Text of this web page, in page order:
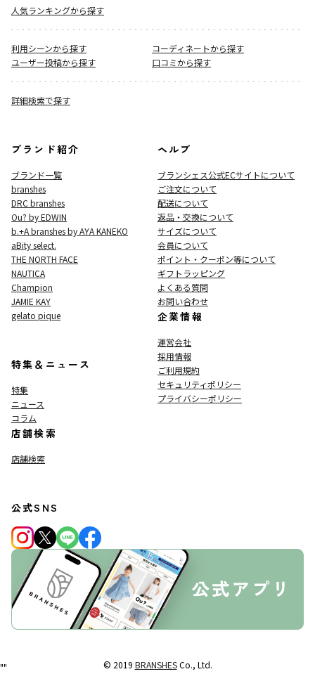
人気ランキングから探す
利用シーンから探す
コーディネートから探す
ユーザー投稿から探す
口コミから探す
詳細検索で探す
ブランド紹介
ブランド一覧
branshes
DRC branshes
Ou? by EDWIN
b.+A branshes by AYA KANEKO
aBity select.
THE NORTH FACE
NAUTICA
Champion
JAMIE KAY
gelato pique
特集＆ニュース
特集
ニュース
コラム
店舗検索
店舗検索
ヘルプ
ブランシェス公式ECサイトについて
ご注文について
配送について
返品・交換について
サイズについて
会員について
ポイント・クーポン等について
ギフトラッピング
よくある質問
お問い合わせ
企業情報
運営会社
採用情報
ご利用規約
セキュリティポリシー
プライバシーポリシー
公式SNS
© 2019 BRANSHESCo., Ltd.
""